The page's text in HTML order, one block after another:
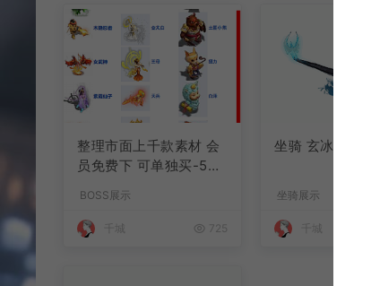
整理市面上千款素材 会
员免费下 可单独买-5个
BOSS展示
725
坐骑 玄冰龟
坐骑展示